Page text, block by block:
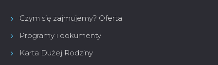
Czym się zajmujemy? Oferta
Programy i dokumenty
Karta Dużej Rodziny